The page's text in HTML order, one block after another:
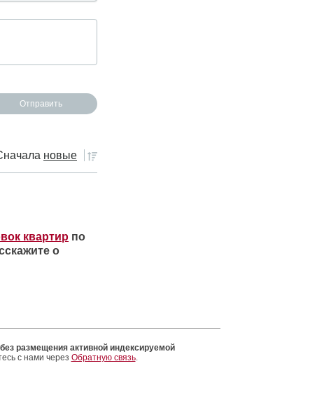
новые
квартир по
о
размещения активной индексируемой
с нами через Обратную связь.